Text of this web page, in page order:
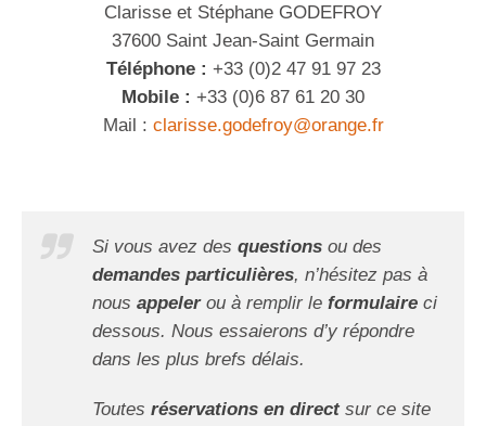
Clarisse et Stéphane GODEFROY
37600 Saint Jean-Saint Germain
Téléphone : +33 (0)2 47 91 97 23
Mobile : +33 (0)6 87 61 20 30
Mail : clarisse.godefroy@orange.fr
Si vous avez des questions ou des
demandes particulières, n’hésitez pas à
nous appelerou à remplir le formulaire ci
dessous. Nous essaierons d’y répondre
dans les plus brefs délais.
Toutes réservations en directsur ce site